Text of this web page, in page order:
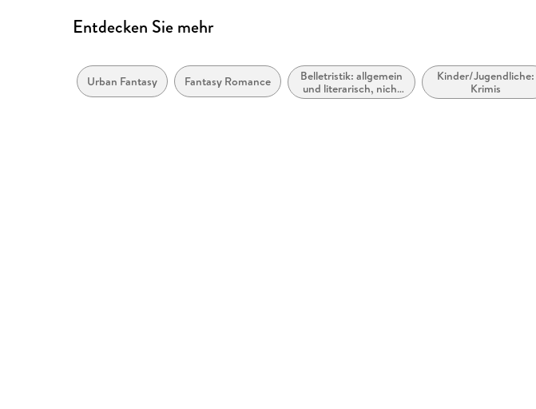
Entdecken Sie mehr
Urban Fantasy Fantasy Romance
Belletristik: allgemein
und literarisch, nicht
nach Genre
Kinder/Jugendliche:
Krimis